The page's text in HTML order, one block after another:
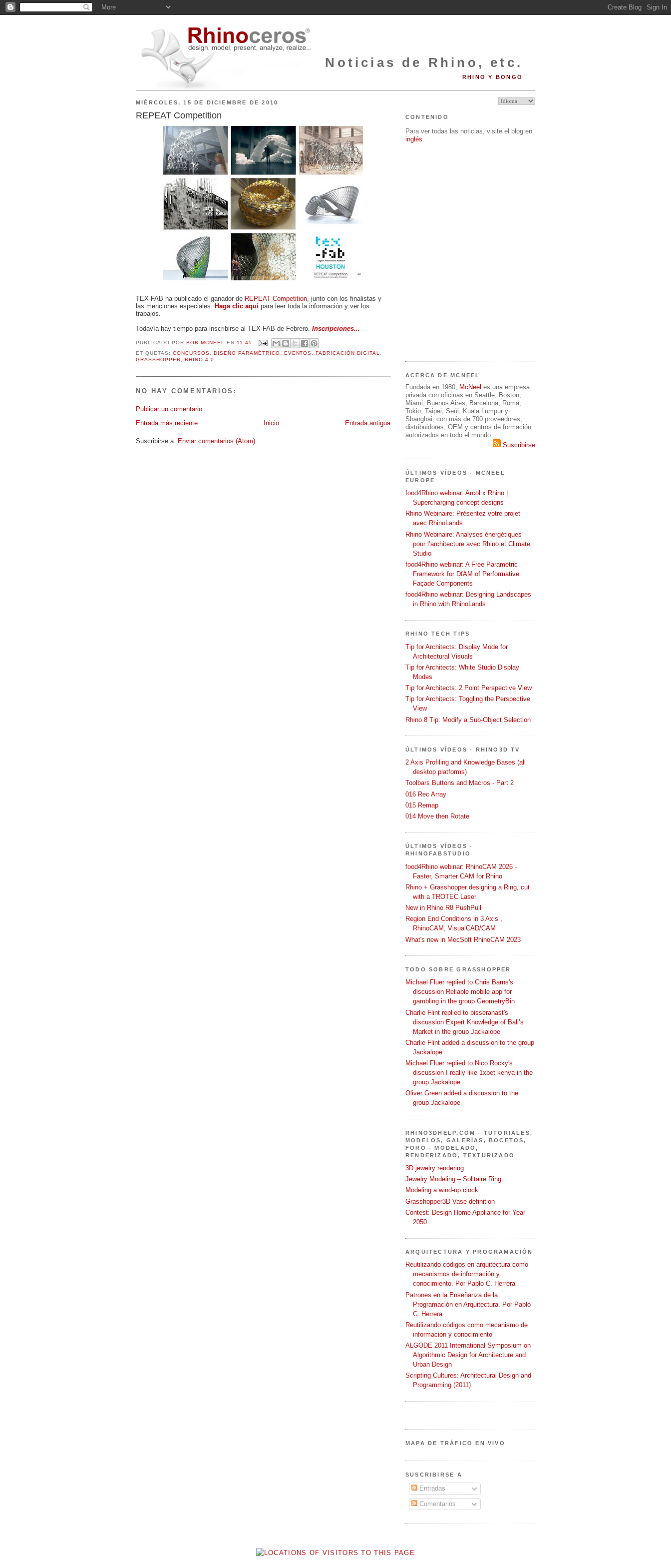
Noticias de Rhino, etc.
RHINO Y BONGO
MIÉRCOLES, 15 DE DICIEMBRE DE 2010
REPEAT Competition
TEX-FAB ha publicado el ganador de REPEAT Competition, junto con los finalistas y
las menciones especiales. Haga clic aquí para leer toda la información y ver los
trabajos.
Todavía hay tiempo para inscribirse al TEX-FAB de Febrero. Inscripciones...
PUBLICADO POR BOB MCNEEL EN 11:45
ETIQUETAS: CONCURSOS, DISEÑO PARAMÉTRICO, EVENTOS, FABRICACIÓN DIGITAL,
GRASSHOPPER, RHINO 4.0
NO HAY COMENTARIOS:
Publicar un comentario
Entrada más reciente
Entrada antigua
Inicio
Suscribirse a: Enviar comentarios (Atom)
CONTENIDO
Para ver todas las noticias, visite el blog en
inglés
ACERCA DE MCNEEL
Fundada en 1980, McNeel es una empresa
privada con oficinas en Seattle, Boston,
Miami, Buenos Aires, Barcelona, Roma,
Tokio, Taipei, Seúl, Kuala Lumpur y
Shanghai, con más de 700 proveedores,
distribuidores, OEM y centros de formación
autorizados en todo el mundo.
Suscribirse
ÚLTIMOS VÍDEOS - MCNEEL
EUROPE
food4Rhino webinar: Arcol x Rhino |
Supercharging concept designs
Rhino Webinaire: Présentez votre projet
avec RhinoLands
Rhino Webinaire: Analyses énergétiques
pour l’architecture avec Rhino et Climate
Studio
food4Rhino webinar: A Free Parametric
Framework for DfAM of Performative
Façade Components
food4Rhino webinar: Designing Landscapes
in Rhino with RhinoLands
RHINO TECH TIPS
Tip for Architects: Display Mode for
Architectural Visuals
Tip for Architects: White Studio Display
Modes
Tip for Architects: 2 Point Perspective View
Tip for Architects: Toggling the Perspective
View
Rhino 8 Tip: Modify a Sub-Object Selection
ÚLTIMOS VÍDEOS - RHINO3D TV
2 Axis Profiling and Knowledge Bases (all
desktop platforms)
Toolbars Buttons and Macros - Part 2
016 Rec Array
015 Remap
014 Move then Rotate
ÚLTIMOS VÍDEOS -
RHINOFABSTUDIO
food4Rhino webinar: RhinoCAM 2026 -
Faster, Smarter CAM for Rhino
Rhino + Grasshopper designing a Ring, cut
with a TROTEC Laser
New in Rhino R8 PushPull
Region End Conditions in 3 Axis ,
RhinoCAM, VisualCAD/CAM
What's new in MecSoft RhinoCAM 2023
TODO SOBRE GRASSHOPPER
Michael Fluer replied to Chris Barns's
discussion Reliable mobile app for
gambling in the group GeometryBin
Charlie Flint replied to bisseranast's
discussion Expert Knowledge of Bali’s
Market in the group Jackalope
Charlie Flint added a discussion to the group
Jackalope
Michael Fluer replied to Nico Rocky's
discussion I really like 1xbet kenya in the
group Jackalope
Oliver Green added a discussion to the
group Jackalope
RHINO3DHELP.COM - TUTORIALES,
MODELOS, GALERÍAS, BOCETOS,
FORO - MODELADO,
RENDERIZADO, TEXTURIZADO
3D jewelry rendering
Jewelry Modeling – Solitaire Ring
Modeling a wind-up clock
Grasshopper3D Vase definition
Contest: Design Home Appliance for Year
2050.
ARQUITECTURA Y PROGRAMACIÓN
Reutilizando códigos en arquitectura como
mecanismos de información y
conocimiento. Por Pablo C. Herrera
Patrones en la Enseñanza de la
Programación en Arquitectura. Por Pablo
C. Herrera
Reutilizando códigos como mecanismo de
información y conocimiento
ALGODE 2011 International Symposium on
Algorithmic Design for Architecture and
Urban Design
Scripting Cultures: Architectural Design and
Programming (2011)
MAPA DE TRÁFICO EN VIVO
SUSCRIBIRSE A
Entradas
Comentarios